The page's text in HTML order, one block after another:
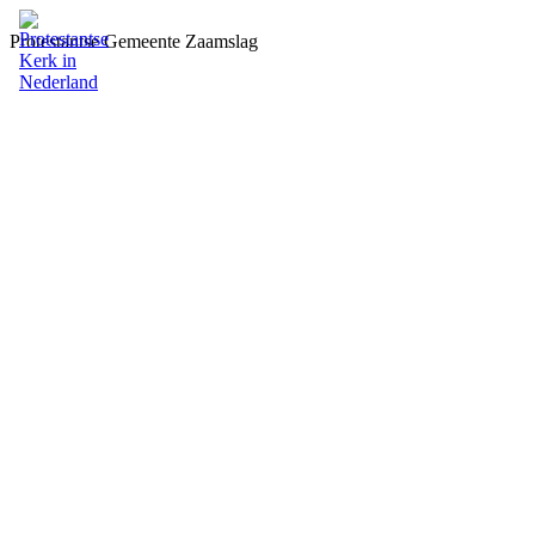
Protestantse Gemeente Zaamslag